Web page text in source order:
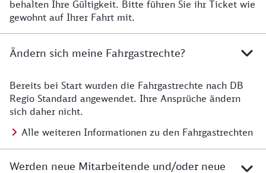
behalten Ihre Gültigkeit. Bitte führen Sie ihr Ticket wie
gewohnt auf Ihrer Fahrt mit.
Ändern sich meine Fahrgastrechte?
Details zu Fahrgastrechten
Bereits bei Start wurden die Fahrgastrechte nach DB
Regio Standard angewendet. Ihre Ansprüche ändern
sich daher nicht.
Alle weiteren Informationen zu den Fahrgastrechten
Werden neue Mitarbeitende und/oder neue